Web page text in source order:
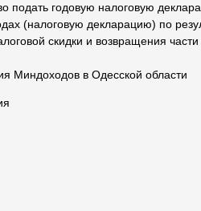
подать годовую налоговую
(налоговую декларацию) по
скидки и возвращения
Миндоходов в Одесской области